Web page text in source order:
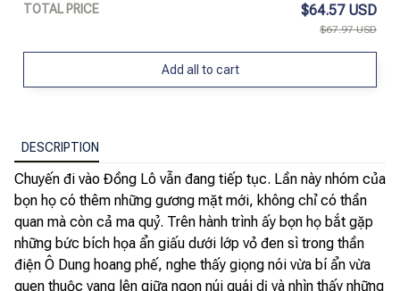
TOTAL PRICE $64.57 USD
$67.97 USD
Add all to cart
DESCRIPTION
Chuyến đi vào Đồng Lô vẫn đang tiếp tục. Lần này nhóm của
bọn họ có thêm những gương mặt mới, không chỉ có thần
quan mà còn cả ma quỷ. Trên hành trình ấy bọn họ bắt gặp
những bức bích họa ẩn giấu dưới lớp vỏ đen sì trong thần
điện Ô Dung hoang phế, nghe thấy giọng nói vừa bí ẩn vừa
quen thuộc vang lên giữa ngọn núi quái dị và nhìn thấy những